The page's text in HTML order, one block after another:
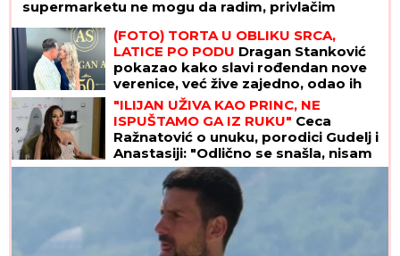
supermarketu ne mogu da radim, privlačim
(FOTO) TORTA U OBLIKU SRCA,
LATICE PO PODU Dragan Stanković
pokazao kako slavi rođendan nove
verenice, već žive zajedno, odao ih
jedan detalj
"ILIJAN UŽIVA KAO PRINC, NE
ISPUŠTAMO GA IZ RUKU" Ceca
Ražnatović o unuku, porodici Gudelj i
Anastasiji: "Odlično se snašla, nisam
je savetovala", spomenula i novi
album posle 10 godina